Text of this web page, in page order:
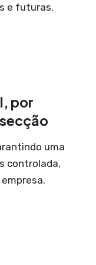
e futuras.
por
uma
controlada,